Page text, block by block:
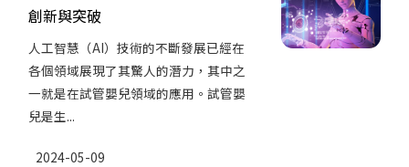
創新與突破
人工智慧（AI）技術的不斷發展已經在
各個領域展現了其驚人的潛力，其中之
一就是在試管嬰兒領域的應用。試管嬰
兒是生...
2024-05-09